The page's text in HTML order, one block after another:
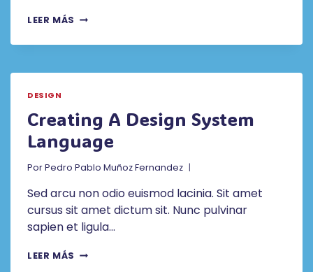
LEER MÁS IS
HUMAN
FACING
DESIGN
Creating A Design System
Language
PorPedro Pablo Muñoz Fernandez
Sed arcu non odio euismod lacinia. Sit amet
cursus sit amet dictum sit. Nunc pulvinar
sapien et ligula…
LEER MÁS CREATING